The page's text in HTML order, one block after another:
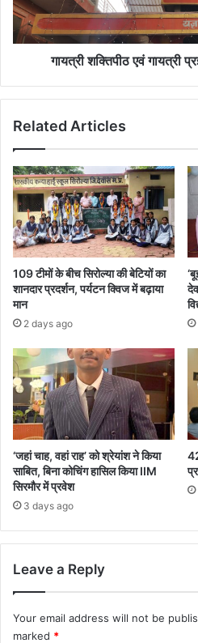
हुआ
ध्वजारोहण
गायत्री शक्तिपीठ एवं गायत्री
Related Articles
109 टीमों के बीच सिरोल्या की बेटियों का
शानदार प्रदर्शन, पर्यटन क्विज में बढ़ाया
मान
2 days ago
‘जहां चाह, वहां राह’ को श्रेयांश ने किया
साबित, बिना कोचिंग हासिल किया IIM
सिरमौर में प्रवेश
3 days ago
Leave a Reply
Your email address will not be
marked *